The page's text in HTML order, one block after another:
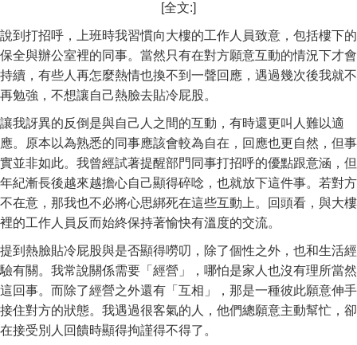
[全文:]
說到打招呼，上班時我習慣向大樓的工作人員致意，包括樓下的
保全與辦公室裡的同事。當然只有在對方願意互動的情況下才會
持續，有些人再怎麼熱情也換不到一聲回應，遇過幾次後我就不
再勉強，不想讓自己熱臉去貼冷屁股。
讓我訝異的反倒是與自己人之間的互動，有時還更叫人難以適
應。原本以為熟悉的同事應該會較為自在，回應也更自然，但事
實並非如此。我曾經試著提醒部門同事打招呼的優點跟意涵，但
年紀漸長後越來越擔心自己顯得碎唸，也就放下這件事。若對方
不在意，那我也不必將心思綁死在這些互動上。回頭看，與大樓
裡的工作人員反而始終保持著愉快有溫度的交流。
提到熱臉貼冷屁股與是否顯得嘮叨，除了個性之外，也和生活經
驗有關。我常說關係需要「經營」，哪怕是家人也沒有理所當然
這回事。而除了經營之外還有「互相」，那是一種彼此願意伸手
接住對方的狀態。我遇過很客氣的人，他們總願意主動幫忙，卻
在接受別人回饋時顯得拘謹得不得了。